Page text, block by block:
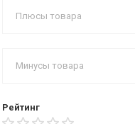
Рейтинг